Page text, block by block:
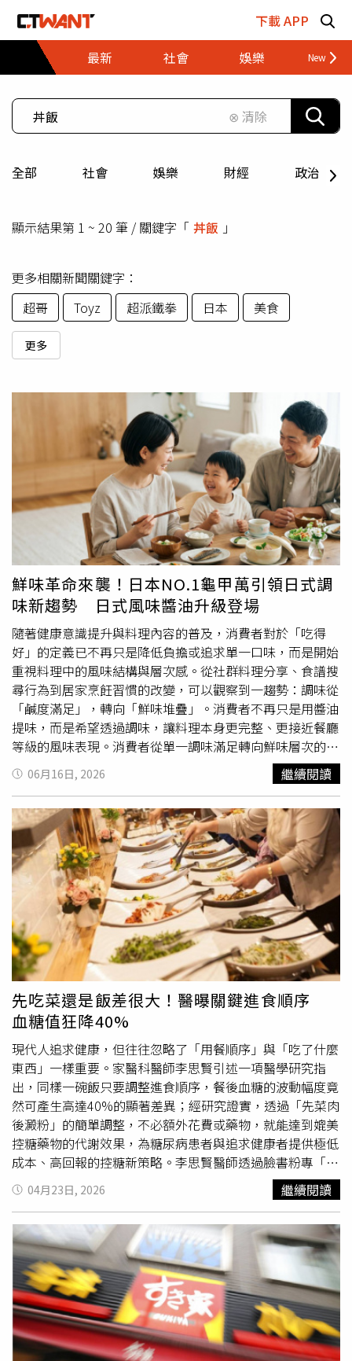
下載 APP
最新
社會 娛樂 財經
⊗ 清除
全部 社會 娛樂 財經 政治
顯示結果第 1 ~ 20 筆 / 關鍵字「 丼飯 」
更多相關新聞關鍵字：
超哥
Toyz 超派鐵拳 日本 美食
更多
鮮味革命來襲！日本NO.1龜甲萬引領日式調
味新趨勢 日式風味醬油升級登場
隨著健康意識提升與料理內容的普及，消費者對於「吃得
好」的定義已不再只是降低負擔或追求單一口味，而是開始
重視料理中的風味結構與層次感。從社群料理分享、食譜搜
尋行為到居家烹飪習慣的改變，可以觀察到一趨勢：調味從
「鹹度滿足」，轉向「鮮味堆疊」。消費者不再只是用醬油
提味，而是希望透過調味，讓料理本身更完整、更接近餐廳
等級的風味表現。消費者從單一調味滿足轉向鮮味層次的探
索，在這樣的飲食轉變下，「鮮味（Umami）」逐漸成為
關鍵字，也讓日式調味重新受到市場關注。系列化升級登
場：打造高湯級鮮味的日常調味方案 鮮味革命來襲！日本
NO.1龜甲萬引領日式調味新趨勢 日式風味醬油升級登
場。（圖片提供／龜甲萬）龜甲萬敏銳洞察到市場對風味需
求的升級，推出全新升級的「日式風味醬油」系列，透過產
品線的整合與包裝更新，打造更清晰的使用情境與選擇邏
輯。本次系列包含三款風味：昆布香菇風味鰹魚風味鮮美露
其中，「昆布香菇風味」進一步進行配方升級，提升醬油比
例使整體風味濃郁厚實，亦強化整體昆布鮮味表現。透過昆
布的清甜與香菇的厚實香氣融合，讓醬油本身即具備高湯級
鮮味的風味基底，提升料理完成度，其配方也符合蔬食飲食
需求，不含葷食成分，滿足多元族群。鰹魚風味維持既有配
方，僅進行包裝更新；鮮美露則同樣保留原有風味，並升級
為擠壓瓶設計，使用時更易控制用量、提升料理便利性。日
本市佔第一的專業底蘊 奠定高湯級鮮味配方作為日本長年
領導品牌，龜甲萬在醬油釀造與風味研發上累積深厚基礎。
其產品不僅建立在傳統釀造工藝之上，更持續透過技術優
化，回應現代飲食需求。日式調味中所強調的「鮮味」，並
非單一風味，而是透過不同食材來源的交互作用，呈現自然
且不厚重的味覺層次。這樣的風味設計，也正是日本料理得
以在全球市場長期受到喜愛的原因之一。日常三餐：一瓶延
伸多元料理場景鮮味革命來襲！日本NO.1龜甲萬引領日式
調味新趨勢 日式風味醬油升級登場。（圖／GAI生成）在
實際料理應用上，日式風味醬油的價值體現在「簡化調味流
程」與「提升風味完成度」。鮮味革命來襲！日本NO.1龜
甲萬引領日式調味新趨勢 日式風味醬油升級登場。（圖片
提供／龜甲萬）以鮮味蒸蛋為例，可依個人口味與水調配，
日式風味醬油比水=1:3-1:4，即可形成具有鮮味基底的蛋
液。蒸煮後的成品口感細緻滑順，風味清爽且富有層次。除
了蒸蛋外，亦可廣泛運用於日常料理：湯類：烏龍麵湯底、
味噌湯提鮮主食：丼飯、拌麵家常菜：照燒雞、燉煮料理沾
06月16日, 2026 繼續閱讀
先吃菜還是飯差很大！醫曝關鍵進食順序
血糖值狂降40%
現代人追求健康，但往往忽略了「用餐順序」與「吃了什麼
東西」一樣重要。家醫科醫師李思賢引述一項醫學研究指
出，同樣一碗飯只要調整進食順序，餐後血糖的波動幅度竟
然可產生高達40%的顯著差異；經研究證實，透過「先菜肉
後澱粉」的簡單調整，不必額外花費或藥物，就能達到媲美
控糖藥物的代謝效果，為糖尿病患者與追求健康者提供極低
成本、高回報的控糖新策略。李思賢醫師透過臉書粉專「思
思醫師，陪你健康的好朋友」分享，2025年1月發表於國際
權威期刊《糖尿病照護》（Diabetes Care）的最新研究，
針對第二型糖尿病患者的實驗顯示，進食內容完全相同、僅
改變順序的情況下，採取「碳水化合物最後吃」的一組，餐
後血糖高峰明顯降低，且血糖穩定效果可持續至少3小時。
而另一項針對糖尿病前期的研究數據更驚人，相較於先吃澱
粉，「優先吃蛋白質與蔬菜」的順序，能讓餐後血糖曲線下
面積（AUC）降低38.8%，血糖峰值降幅更突破4成。李醫
師進一步說明，這項策略之所以有效，關鍵在於人體的生理
機轉。當蔬菜的纖維與蛋白質先行進入腸道時，會產生兩大
04月23日, 2026 繼續閱讀